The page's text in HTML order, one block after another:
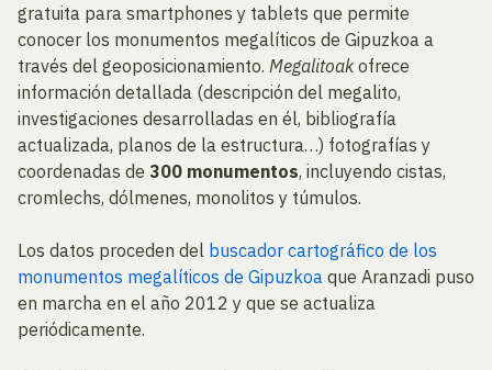
gratuita para smartphones y tablets que permite
conocer los monumentos megalíticos de Gipuzkoa a
través del geoposicionamiento. Megalitoakofrece
información detallada (descripción del megalito,
investigaciones desarrolladas en él, bibliografía
actualizada, planos de la estructura…) fotografías y
coordenadas de 300 monumentos, incluyendo cistas,
cromlechs, dólmenes, monolitos y túmulos.
Los datos proceden del buscador cartográfico de los
monumentos megalíticos de Gipuzkoa que Aranzadi puso
en marcha en el año 2012 y que se actualiza
periódicamente.